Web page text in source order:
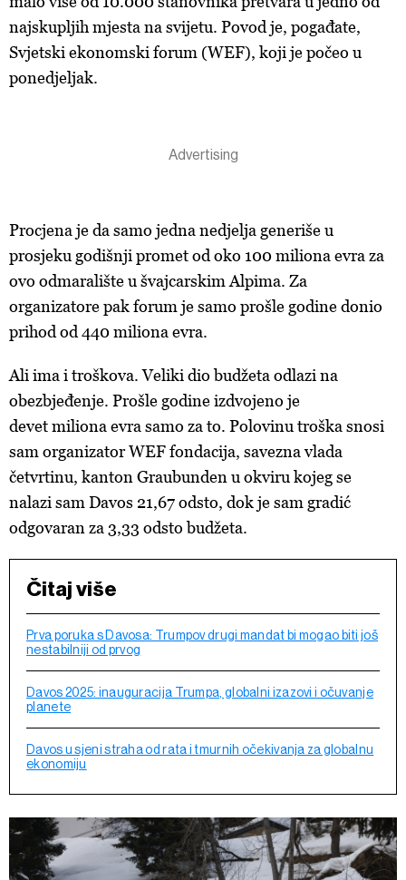
najskupljih mjesta na svijetu. Povod je, pogađate,
Svjetski ekonomski forum (WEF), koji je počeo u
ponedjeljak.
Procjena je da samo jedna nedjelja generiše u
prosjeku godišnji promet od oko 100 miliona evra za
ovo odmaralište u švajcarskim Alpima. Za
organizatore pak forum je samo prošle godine donio
prihod od 440 miliona evra.
Ali ima i troškova. Veliki dio budžeta odlazi na
obezbjeđenje. Prošle godine izdvojeno je
devet miliona evra samo za to. Polovinu troška snosi
sam organizator WEF fondacija, savezna vlada
četvrtinu, kanton Graubunden u okviru kojeg se
nalazi sam Davos 21,67 odsto, dok je sam gradić
odgovaran za 3,33 odsto budžeta.
Čitaj više
Prva poruka s Davosa: Trumpov drugi mandat bi mogao biti još
nestabilniji od prvog
Davos 2025: inauguracija Trumpa, globalni izazovi i očuvanje
planete
Davos u sjeni straha od rata i tmurnih očekivanja za globalnu
ekonomiju